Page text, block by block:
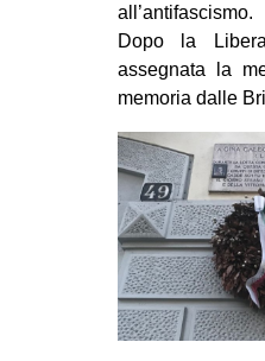
all’antifascismo.
Dopo la
assegnata la
memoria dalle